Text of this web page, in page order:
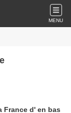
MENU
France d' en bas